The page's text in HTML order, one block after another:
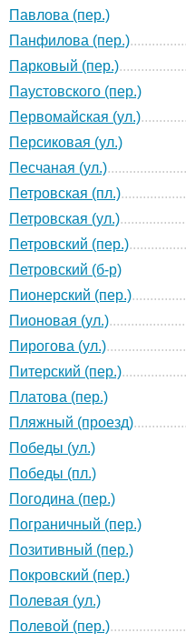
Павлова (пер.)
Панфилова (пер.)
Парковый (пер.)
Паустовского (пер.)
Первомайская (ул.)
Персиковая (ул.)
Песчаная (ул.)
Петровская (пл.)
Петровская (ул.)
Петровский (пер.)
Петровский (б-р)
Пионерский (пер.)
Пионовая (ул.)
Пирогова (ул.)
Питерский (пер.)
Платова (пер.)
Пляжный (проезд)
Победы (ул.)
Победы (пл.)
Погодина (пер.)
Пограничный (пер.)
Позитивный (пер.)
Покровский (пер.)
Полевая (ул.)
Полевой (пер.)